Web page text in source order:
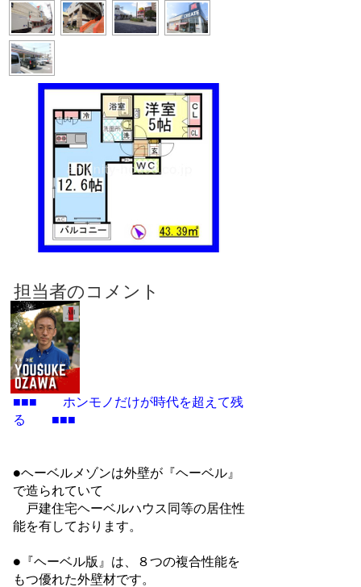
■■■ ホンモノだけが時代を超えて残
る ■■■
●ヘーベルメゾンは外壁が『ヘーベル』
で造られていて
戸建住宅ヘーベルハウス同等の居住性
能を有しております。
●『ヘーベル版』は、８つの複合性能を
もつ優れた外壁材です。